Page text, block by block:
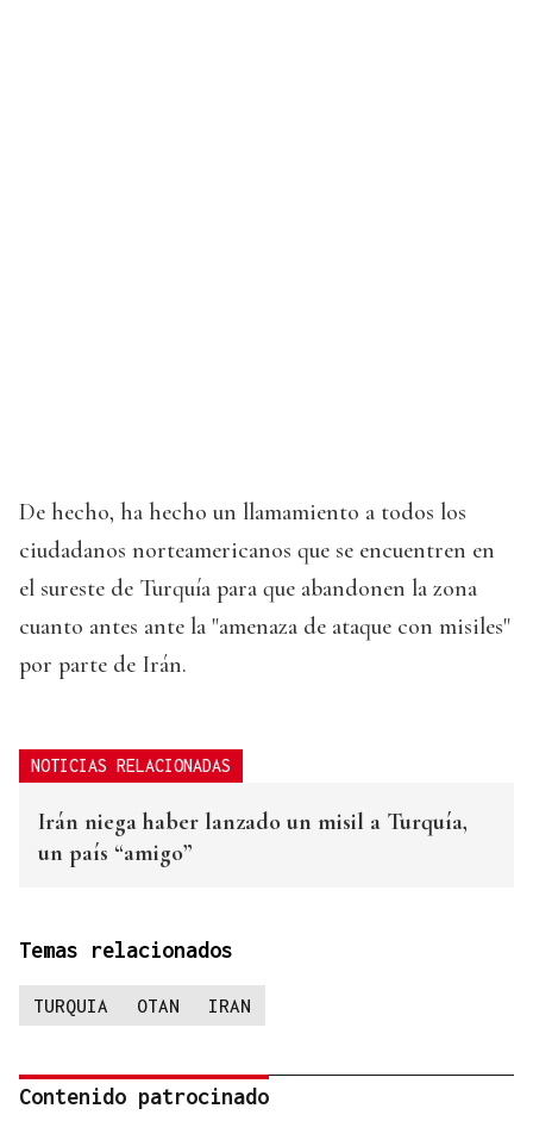
De hecho, ha hecho un llamamiento a todos los
ciudadanos norteamericanos que se encuentren en
el sureste de Turquía para que abandonen la zona
cuanto antes ante la "amenaza de ataque con misiles"
por parte de Irán.
NOTICIAS RELACIONADAS
Irán niega haber lanzado un misil a Turquía,
un país “amigo”
Temas relacionados
TURQUIA OTAN IRAN
Contenido patrocinado